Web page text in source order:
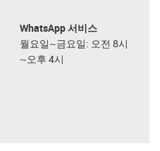
WhatsApp 서비스
월요일~금요일: 오전 8시
~오후 4시